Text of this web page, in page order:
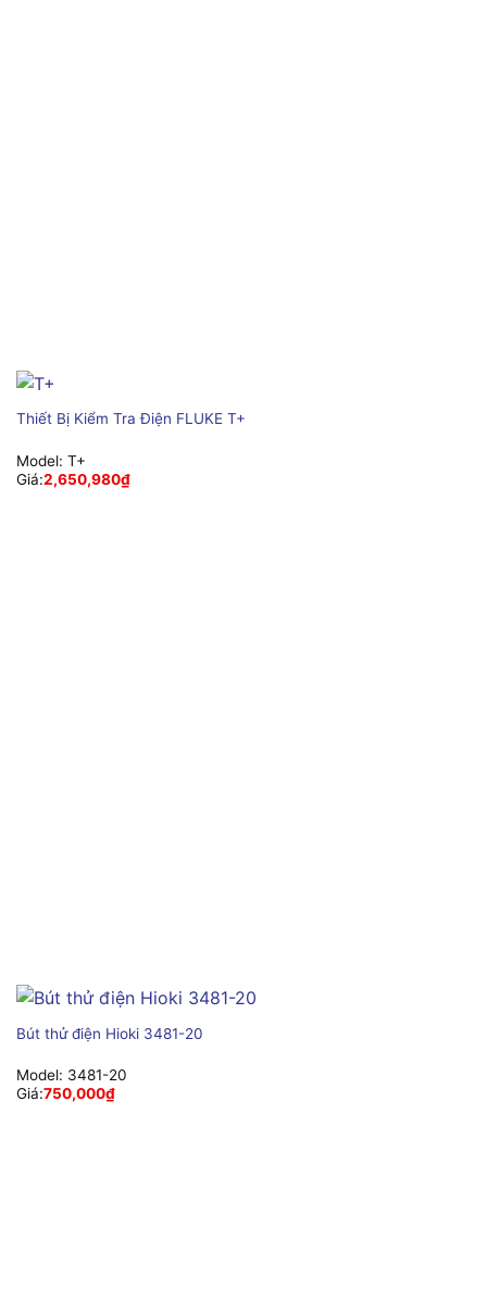
Thiết Bị Kiểm Tra Điện FLUKE T+
Model: T+
Giá:2,650,980₫
Bút thử điện Hioki 3481-20
Model: 3481-20
Giá:750,000₫